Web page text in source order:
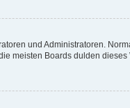
und Administratoren.
meisten Boards dulden